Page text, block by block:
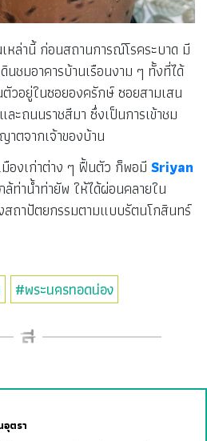
หล่านี้ ก่อนสถานการณ์โรคระบาด มี
ชมอาคารบ้านเรือนงาม ๆ ทั้งที่ได้
วอยู่ในซอยองครักษ์ ซอยสามเสน
ะถนนราชสีมา ซึ่งเป็นการเข้าชม
าตจากเจ้าของบ้าน
องเก่าต่าง ๆ ฟื้นตัว ก็พอมี Sriyan
ล้ท่าน้ำท่ายัพ ให้ได้ผ่อนคลายใน
สถาปัตยกรรมตามแบบรัตนโกสินทร์
#พระนครทอดน่อง
ตรา